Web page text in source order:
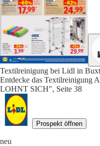
Textilreinigung bei Lidl in
Entdecke das Textilreinigung
LOHNT SICH", Seite 38
Prospekt öffnen
neu